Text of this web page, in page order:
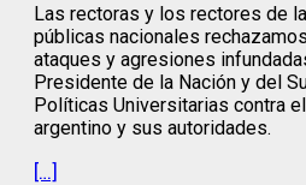
Las rectoras y los rectores de
públicas nacionales
ataques y agresiones
Presidente de la Nación y del
Políticas Universitarias contra
argentino y sus autoridades.
[…]